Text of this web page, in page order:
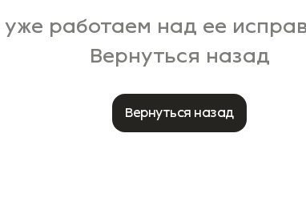
работаем над ее
Вернуться назад
Вернуться назад